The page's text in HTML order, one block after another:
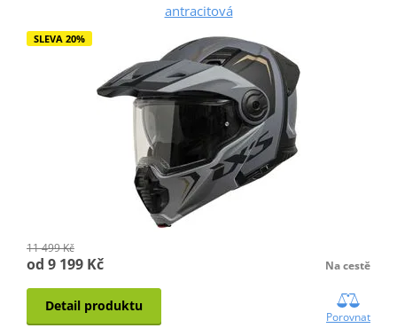
antracitová
SLEVA 20%
11 499 Kč
od 9 199 Kč Na cestě
Detail produktu
Porovnat